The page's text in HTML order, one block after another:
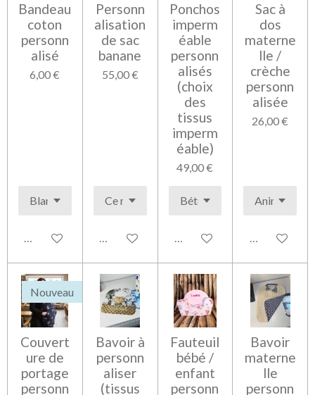
Bandeau
coton
personn
alisé
6,00 €
Voir les détails
Personn
alisation
de sac
banane
55,00 €
Voir les détails
Ponchos
imperm
éable
personn
alisés
(choix
des
tissus
imperm
éable)
49,00 €
Voir les détails
Sac à
dos
materne
lle /
crèche
personn
alisée
26,00 €
Voir les
Nouveau
Couvert
ure de
portage
personn
Bavoir à
personn
aliser
(tissus
Fauteuil
bébé /
enfant
personn
Bavoir
materne
lle
personn